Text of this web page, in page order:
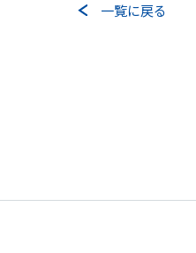
一覧に戻る